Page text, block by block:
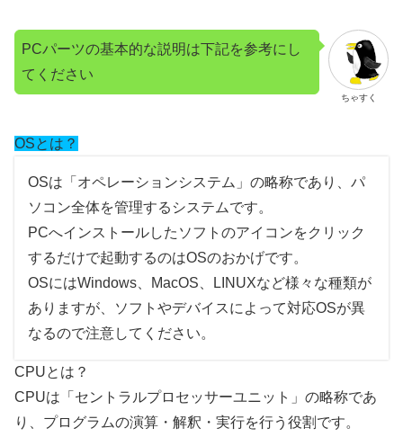
ちゃすく
PCパーツの基本的な説明は下記を参考にし
てください
OSとは？
OSは「オペレーションシステム」の略称であり、パ
ソコン全体を管理するシステムです。
PCへインストールしたソフトのアイコンをクリック
するだけで起動するのはOSのおかげです。
OSにはWindows、MacOS、LINUXなど様々な種類が
ありますが、ソフトやデバイスによって対応OSが異
なるので注意してください。
CPUとは？
CPUは「セントラルプロセッサーユニット」の略称であ
り、プログラムの演算・解釈・実行を行う役割です。